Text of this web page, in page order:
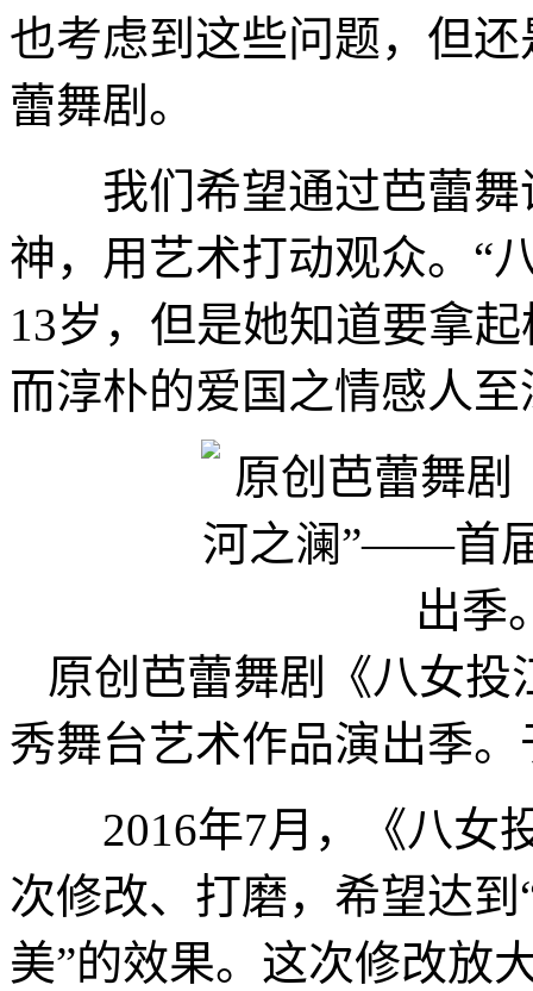
也考虑到这些问题，但
蕾舞剧。
我们希望通过芭蕾舞
神，用艺术打动观众。“
13岁，但是她知道要拿
而淳朴的爱国之情感人至
原创芭蕾舞剧《八女
秀舞台艺术作品演出季
2016年7月，《八女
次修改、打磨，希望达
美”的效果。这次修改放